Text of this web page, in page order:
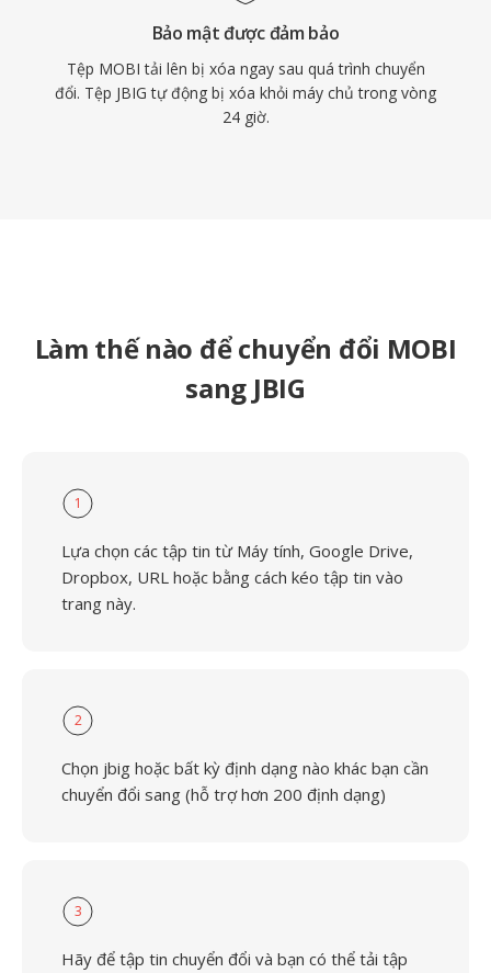
Bảo mật được đảm bảo
Tệp MOBI tải lên bị xóa ngay sau quá trình chuyển
đổi. Tệp JBIG tự động bị xóa khỏi máy chủ trong vòng
24 giờ.
Làm thế nào để chuyển đổi MOBI
sang JBIG
1
Lựa chọn các tập tin từ Máy tính, Google Drive,
Dropbox, URL hoặc bằng cách kéo tập tin vào
trang này.
2
Chọn jbig hoặc bất kỳ định dạng nào khác bạn cần
chuyển đổi sang (hỗ trợ hơn 200 định dạng)
3
Hãy để tập tin chuyển đổi và bạn có thể tải tập